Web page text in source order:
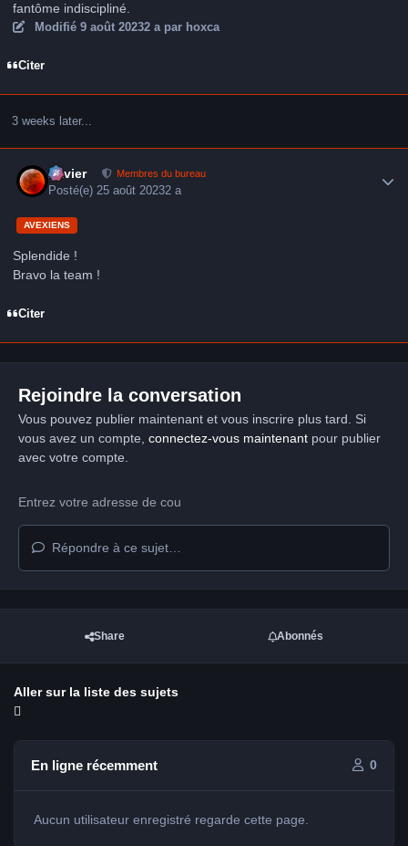
fantôme indiscipliné.
Modifié 9 août 20232 apar hoxca
Citer
3 weeks later...
Xavier Membres du bureau
Posté(e)25 août 20232 a
AVEXIENS
Splendide !
Bravo la team !
Citer
Rejoindre la conversation
Vous pouvez publier maintenant et vous inscrire plus tard. Si
vous avez un compte, connectez-vous maintenantpour publier
avec votre compte.
Répondre à ce sujet…
Share Abonnés
Aller sur la liste des sujets
En ligne récemment 0
Aucun utilisateur enregistré regarde cette page.